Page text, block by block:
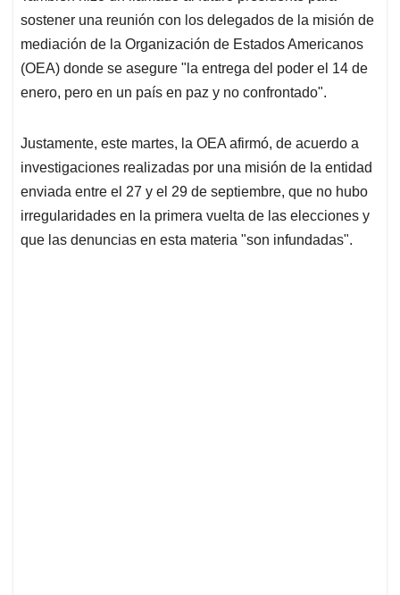
sostener una reunión con los delegados de la misión de
mediación de la Organización de Estados Americanos
(OEA) donde se asegure "la entrega del poder el 14 de
enero, pero en un país en paz y no confrontado".
Justamente, este martes, la OEA afirmó, de acuerdo a
investigaciones realizadas por una misión de la entidad
enviada entre el 27 y el 29 de septiembre, que no hubo
irregularidades en la primera vuelta de las elecciones y
que las denuncias en esta materia "son infundadas".